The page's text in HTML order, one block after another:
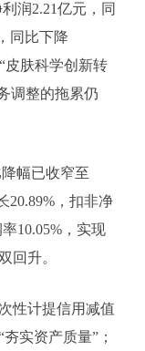
润2.21亿元，同
同比下降
皮肤科学创新转
调整的拖累仍
幅已收窄至
20.89%，扣非净
10.05%，实现
回升。
性计提信用减值
实资产质量”；